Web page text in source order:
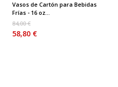
Vasos de Cartón para Bebidas
Frías - 16 oz...
84,00 €
58,80 €